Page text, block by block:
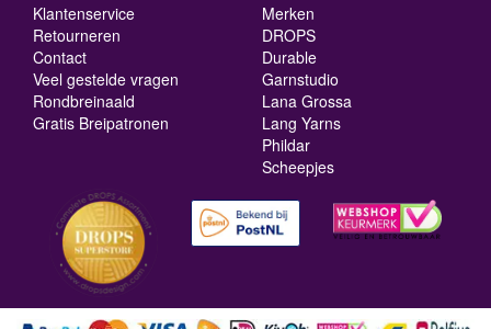
Klantenservice
Retourneren
Contact
Veel gestelde vragen
Rondbreinaald
Gratis Breipatronen
Merken
DROPS
Durable
Garnstudio
Lana Grossa
Lang Yarns
Phildar
Scheepjes